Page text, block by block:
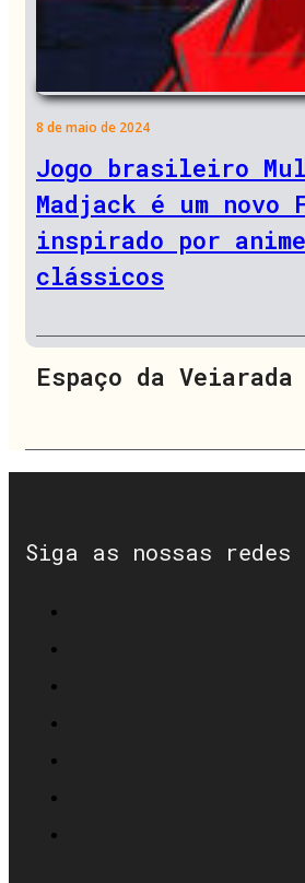
8 de maio de 2024
Jogo brasileiro
Madjack é um novo
inspirado por
clássicos
Espaço da Veiarada
Siga as nossas redes